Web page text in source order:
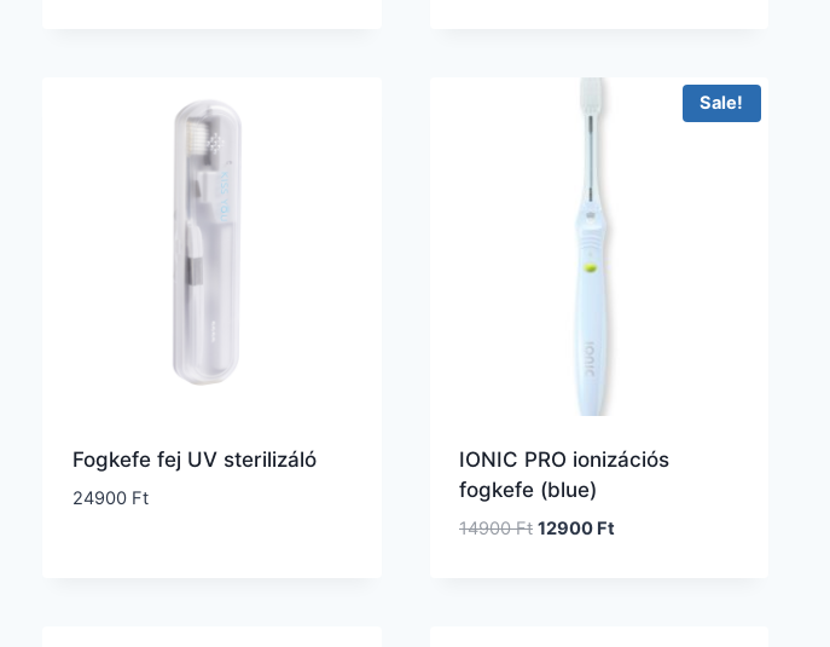
Fogkefe fej UV sterilizáló
24900 Ft
Sale!
IONIC PRO ionizációs
fogkefe (blue)
14900Ft 12900 Ft